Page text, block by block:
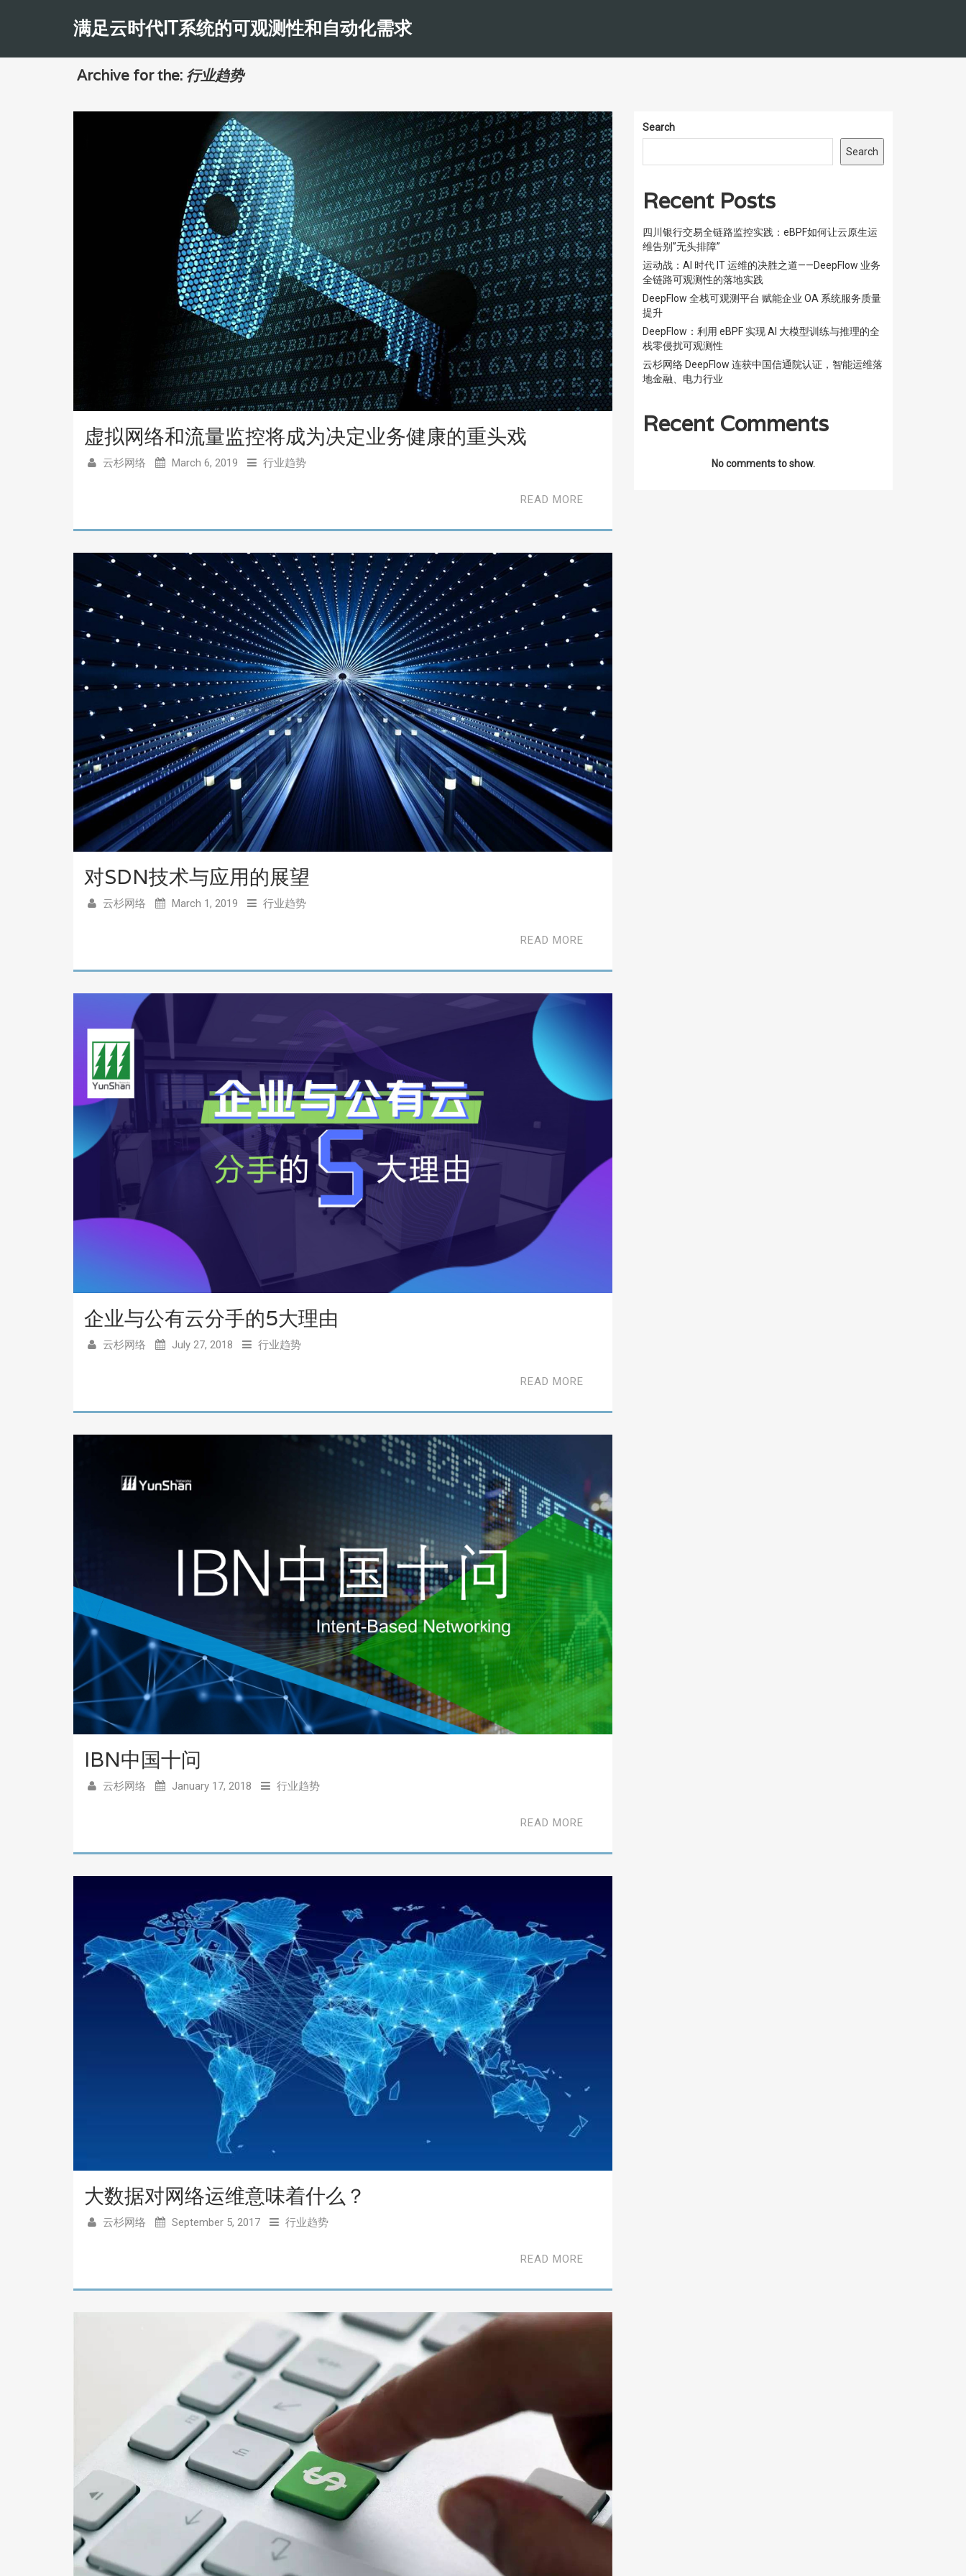
满足云时代IT系统的可观测性和自动化需求
Archive for the: 行业趋势
虚拟网络和流量监控将成为决定业务健康的重头戏
云杉网络 March 6, 2019 行业趋势
READ MORE
对SDN技术与应用的展望
云杉网络 March 1, 2019 行业趋势
READ MORE
企业与公有云分手的5大理由
云杉网络 July 27, 2018 行业趋势
READ MORE
IBN中国十问
云杉网络 January 17, 2018 行业趋势
READ MORE
大数据对网络运维意味着什么？
云杉网络 September 5, 2017 行业趋势
READ MORE
Search
Search
Recent Posts
四川银行交易全链路监控实践：eBPF如何让云原生运
维告别”无头排障”
运动战：AI 时代 IT 运维的决胜之道——DeepFlow 业务
全链路可观测性的落地实践
DeepFlow 全栈可观测平台 赋能企业 OA 系统服务质量
提升
DeepFlow：利用 eBPF 实现 AI 大模型训练与推理的全
栈零侵扰可观测性
云杉网络 DeepFlow 连获中国信通院认证，智能运维落
地金融、电力行业
Recent Comments
No comments to show.